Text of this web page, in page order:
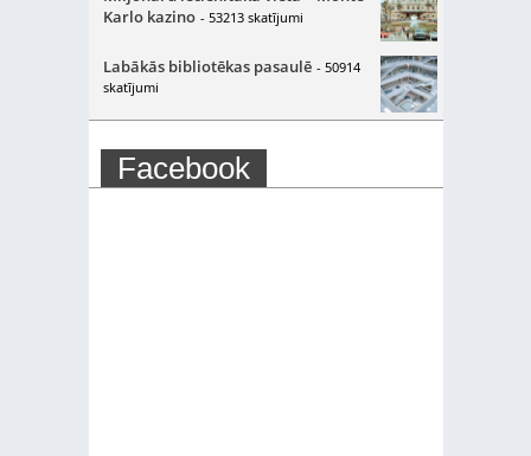
Karlo kazino - 53213 skatījumi
Labākās bibliotēkas pasaulē - 50914
skatījumi
Facebook